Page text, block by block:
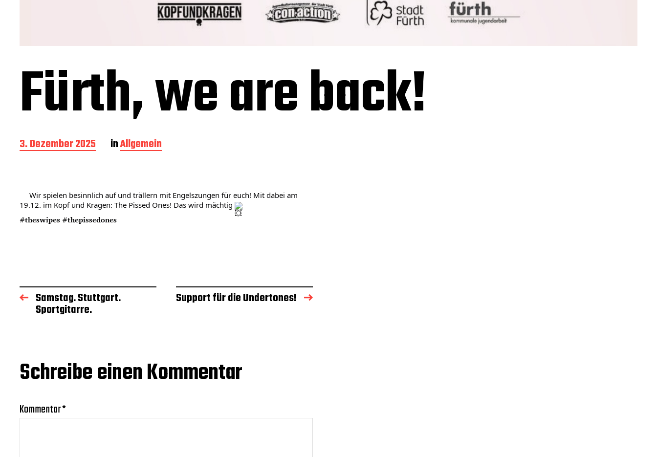
Fürth, we are back!
B
e
g
s
3. Dezember 2025 inAllgemein
Wir spielen besinnlich auf und trällern mit Engelszungen für euch! Mit dabei am
19.12. im Kopf und Kragen: The Pissed Ones! Das wird mächtig
#theswipes#thepissedones
Samstag. Stuttgart.
Sportgitarre.
Support für die Undertones!
Schreibe einen Kommentar
Kommentar*